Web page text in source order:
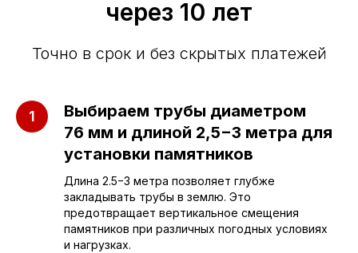
через 10 лет
Точно в срок и без скрытых платежей
Выбираем трубы диаметром
76 мм и длиной 2,5−3 метра для
установки памятников
Длина 2.5−3 метра позволяет глубже
закладывать трубы в землю. Это
предотвращает вертикальное смещения
памятников при различных погодных условиях
и нагрузках.
в офис
г. Саратов, улица имени Е.И.
Пугачёва, 156
г. Энгельс, Весёлая ул., 114